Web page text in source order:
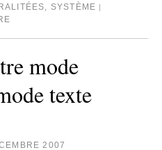
SYSTÈME |
mode
texte
2007